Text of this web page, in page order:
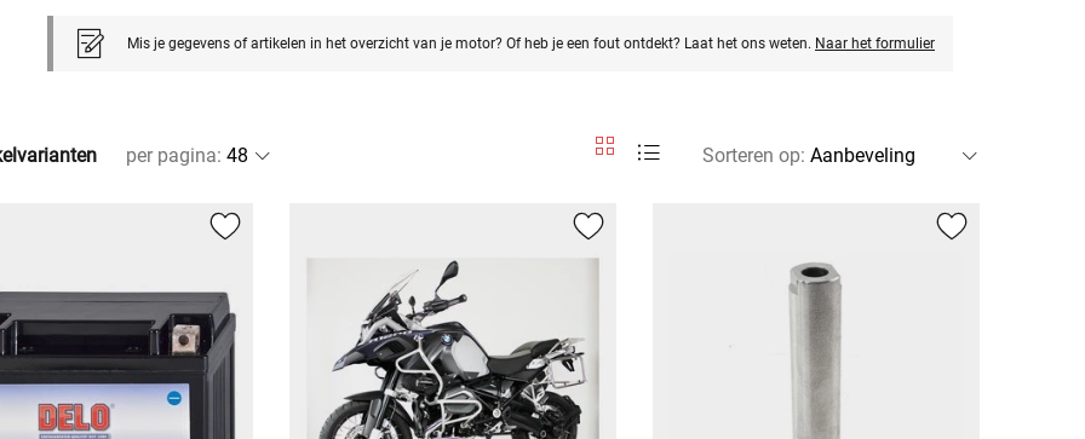
Mis je gegevens of artikelen in het overzicht van je motor? Of heb je een fout ontdekt? Laat het ons weten. Naar het formulier
per pagina: Sorteren op: